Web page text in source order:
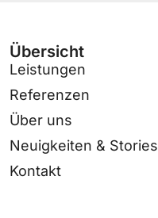
Übersicht
Leistungen
Referenzen
Über uns
Neuigkeiten & Stories
Kontakt